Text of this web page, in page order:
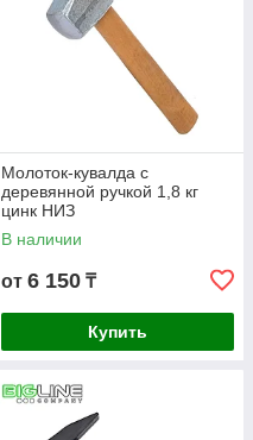
Молоток-кувалда с
деревянной ручкой 1,8 кг
цинк НИЗ
В наличии
от 6 150 ₸
Купить